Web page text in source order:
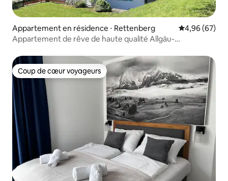
Appartement en résidence ⋅ Rettenberg Évaluation
4,96 (67)
Appartement de rêve de haute qualité Allgäu-
Coup de cœur voyageurs
Coup de cœur voyageurs